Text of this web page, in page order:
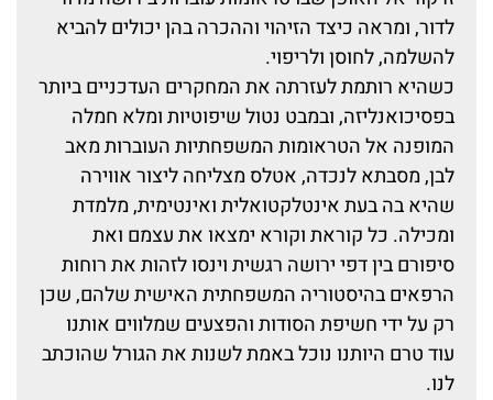
לדור, ומראה כיצד הזיהוי וההכרה בהן יכולים להביא
להשלמה, לחוסן ולריפוי.
כשהיא רותמת לעזרתה את המחקרים העדכניים ביותר
בפסיכואנליזה, ובמבט נטול שיפוטיות ומלא חמלה
המופנה אל הטראומות המשפחתיות העוברות מאב
לבן, מסבתא לנכדה, אטלס מצליחה ליצור אווירה
שהיא בה בעת אינטלקטואלית ואינטימית, מלמדת
ומכילה. כל קוראת וקורא ימצאו את עצמם ואת
סיפורם בין דפי ירושה רגשית וינסו לזהות את רוחות
הרפאים בהיסטוריה המשפחתית האישית שלהם, שכן
רק על ידי חשיפת הסודות והפצעים שמלווים אותנו
עוד טרם היותנו נוכל באמת לשנות את הגורל שהוכתב
לנו.